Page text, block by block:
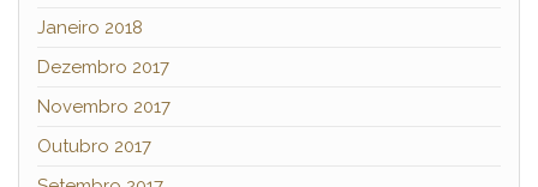
Janeiro 2018
Dezembro 2017
Novembro 2017
Outubro 2017